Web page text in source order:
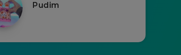
Pudim